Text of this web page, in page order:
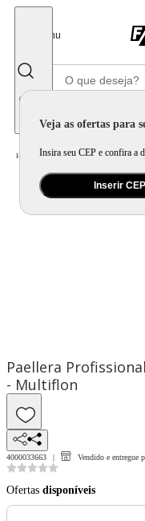
Menu
Veja as ofertas para
Insira seu CEP e confira a
Inserir CEP
Home Utilidade Doméstica Cozinha /
Paellera
- Multiflon
4000033663 Vendido e entregue
Ofertas disponíveis